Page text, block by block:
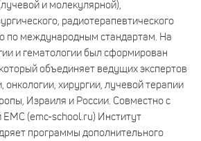
и молекулярной),
радиотерапевтического
по международным стандартам. На
и гематологии был сформирован
объединяет ведущих экспертов
онкологии, хирургии, лучевой терапии
Израиля и России. Совместно с
(emc-school.ru) Институт
программы дополнительного